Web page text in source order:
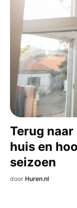
Terug
huis en
seizoen
door Huren.nl